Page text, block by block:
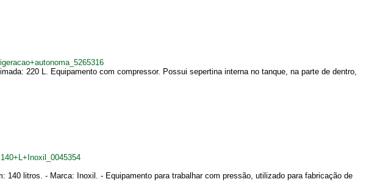
220 L. Equipamento com compressor. Possui sepertina interna no tanque, na parte de dentro,
litros. - Marca: Inoxil. - Equipamento para trabalhar com pressão, utilizado para fabricação de